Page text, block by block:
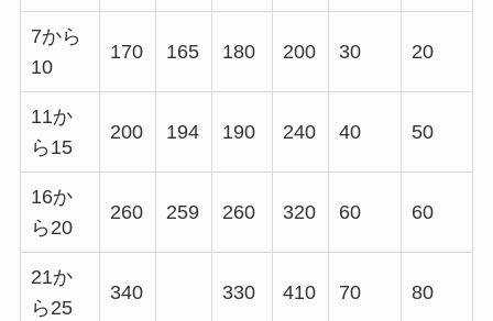
7から
10
170 165 180 200 30 20
11か
ら15
200 194 190 240 40 50
16か
ら20
260 259 260 320 60 60
21か
ら25
340 330 410 70 80